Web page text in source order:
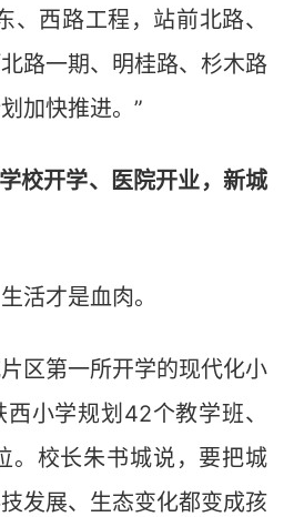
、西路工程，站前北路、
路一期、明桂路、杉木路
加快推进。”
开学、医院开业，新城
才是血肉。
第一所开学的现代化小
小学规划42个教学班、
。校长朱书城说，要把城
发展、生态变化都变成孩